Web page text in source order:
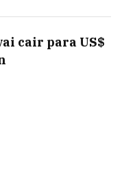
cair para US$